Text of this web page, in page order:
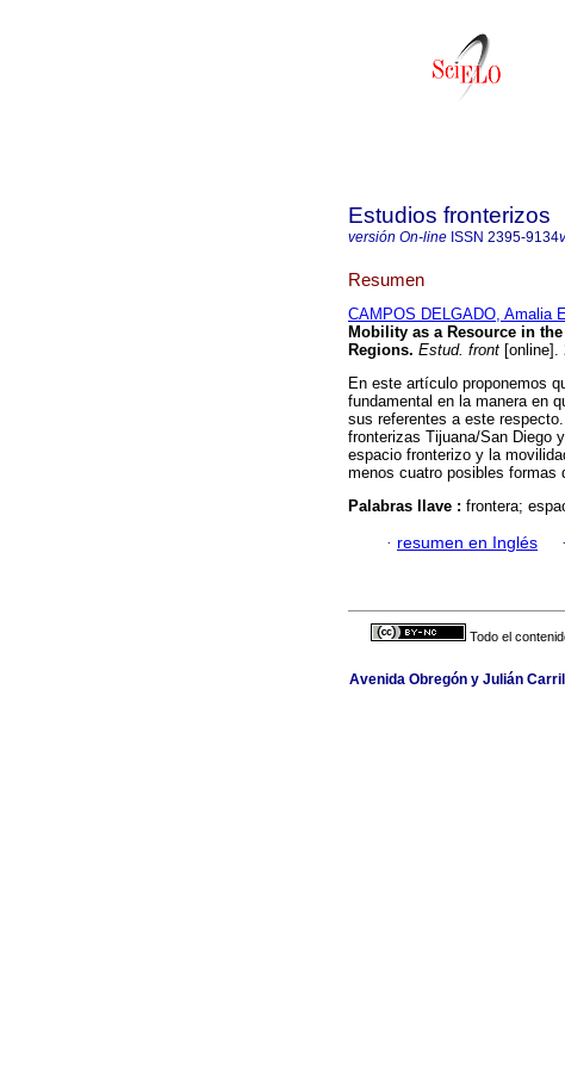
Estudios fronterizos
versión On-line ISSN 2395-9134
Resumen
CAMPOS DELGADO, Amalia
Mobility as a Resource in
Regions. Estud. front [online].
En este artículo proponemos
fundamental en la manera en
sus referentes a este
fronterizas Tijuana/San Diego
espacio fronterizo y la
menos cuatro posibles formas
Palabras llave : frontera;
· resumen en Inglés ·
Todo el
Avenida Obregón y Julián